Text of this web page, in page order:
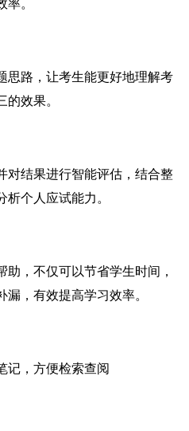
思路，让考生能更好地理解考
效果。
对结果进行智能评估，结合整
个人应试能力。
，不仅可以节省学生时间，
，有效提高学习效率。
记，方便检索查阅